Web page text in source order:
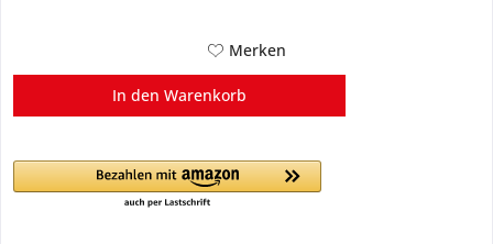
Merken
In den Warenkorb